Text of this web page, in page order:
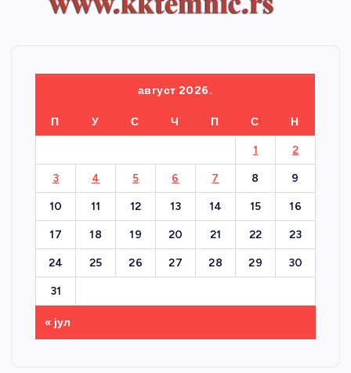
август 2026.
П У С Ч П С Н
1 2
3 4 5 6 7 8 9
10 11 12 13 14 15 16
17 18 19 20 21 22 23
24 25 26 27 28 29 30
31
« јул